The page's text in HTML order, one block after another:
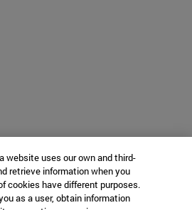
website uses our own and third-
retrieve information when you
cookies have different purposes.
as a user, obtain information